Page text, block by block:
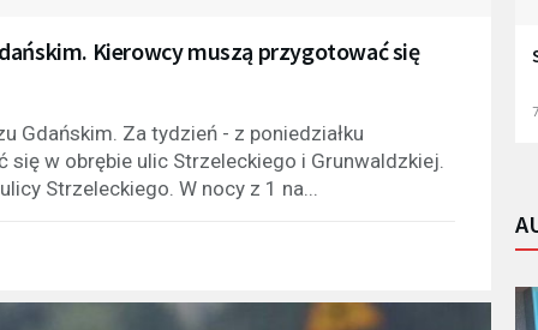
Kierowcy muszą przygotować się
Gdańskim. Za tydzień - z poniedziałku
w obrębie ulic Strzeleckiego i Grunwaldzkiej.
Strzeleckiego. W nocy z 1 na...